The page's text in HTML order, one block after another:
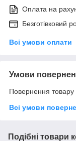
Оплата на
Безготівковий
Всі умови оплати
Умови
Повернення товару
Всі умови
Подібні товари